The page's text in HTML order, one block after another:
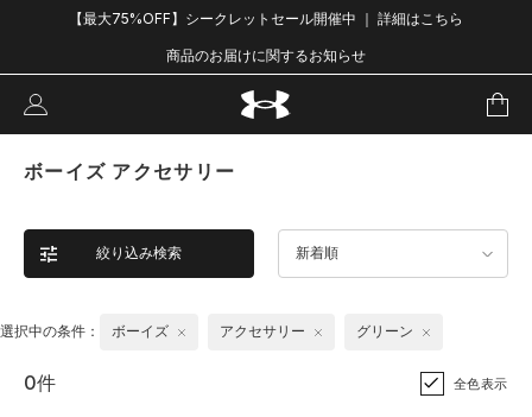
【最大75%OFF】シークレットセール開催中 ｜ 詳細はこちら
商品のお届けに関するお知らせ
ボーイズ アクセサリー
絞り込み検索 新着順
選択中の条件： ボーイズ アクセサリー グリーン
0件 全色表示